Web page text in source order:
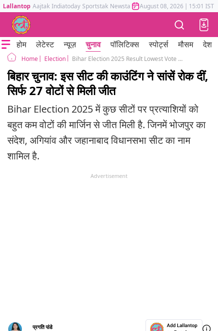
Lallantop Aajtak Indiatoday Sportstak Newstak Mumbai Tak Astrotak
August 08, 2026 | 15:01 IST
होम लेटेस्ट न्यूज़ चुनाव पॉलिटिक्स स्पोर्ट्स मौसम देश
Home Election Bihar Election 2025 Result Lowest Vote Margin Seats JDU BJP RJD
बिहार चुनाव: इस सीट की काउंटिंग ने सांसें रोक दीं,
सिर्फ 27 वोटों से मिली जीत
Bihar Election 2025 में कुछ सीटों पर प्रत्याशियों को
बहुत कम वोटों की मार्जिन से जीत मिली है. जिनमें भोजपुर का
संदेश, अगियांव और जहानाबाद विधानसभा सीट का नाम
शामिल है.
Advertisement
प्रगति पांडे